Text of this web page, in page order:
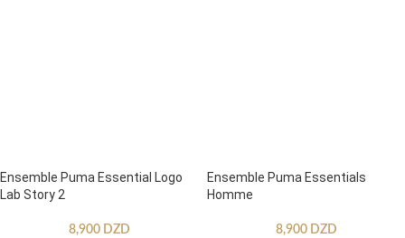
Ensemble Puma Essential Logo
Lab Story 2
8,900 DZD
Ensemble Puma Essentials
Homme
8,900 DZD